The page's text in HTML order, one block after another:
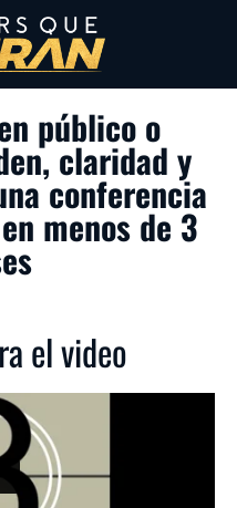
público o
claridad y
conferencia
menos de 3
el video